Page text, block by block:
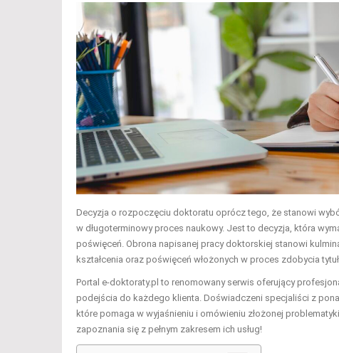
Decyzja o rozpoczęciu doktoratu oprócz tego, że stanowi
w długoterminowy proces naukowy. Jest to decyzja, która
poświęceń. Obrona napisanej pracy doktorskiej stanowi
kształcenia oraz poświęceń włożonych w proces zdobycia
Portal e-doktoraty.pl to renomowany serwis oferujący
podejścia do każdego klienta. Doświadczeni specjaliści z
które pomaga w wyjaśnieniu i omówieniu złożonej
zapoznania się z pełnym zakresem ich usług!